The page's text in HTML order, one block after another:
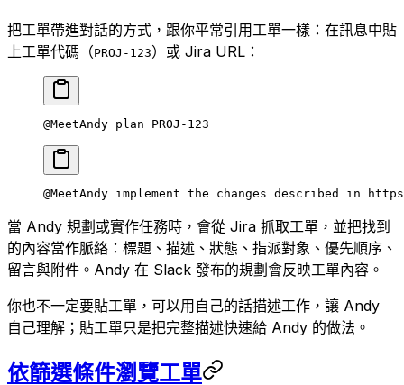
把工單帶進對話的方式，跟你平常引用工單一樣：在訊息中貼
上工單代碼（PROJ-123）或 Jira URL：
@MeetAndy plan PROJ-123
@MeetAndy implement the changes described in
當 Andy 規劃或實作任務時，會從 Jira 抓取工單，並把找到
的內容當作脈絡：標題、描述、狀態、指派對象、優先順序、
留言與附件。Andy 在 Slack 發布的規劃會反映工單內容。
你也不一定要貼工單，可以用自己的話描述工作，讓 Andy
自己理解；貼工單只是把完整描述快速給 Andy 的做法。
依篩選條件瀏覽工單